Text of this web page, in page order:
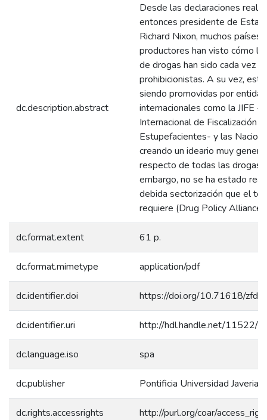
dc.description.abstract
Desde las declaraciones
entonces presidente de
Richard Nixon, muchos países
productores han visto cómo
de drogas han sido cada vez
prohibicionistas. A su vez,
siendo promovidas por
internacionales como la JIFE -
Internacional de Fiscalización
Estupefacientes- y las
creando un ideario muy
respecto de todas las drogas.
embargo, no se ha estado
debida sectorización que el
requiere (Drug Policy
dc.format.extent 61 p.
dc.format.mimetype application/pdf
dc.identifier.doi https://doi.org/10.71618/
dc.identifier.uri http://hdl.handle.net/11522/
dc.language.iso spa
dc.publisher Pontificia Universidad
dc.rights.accessrights http://purl.org/coar/